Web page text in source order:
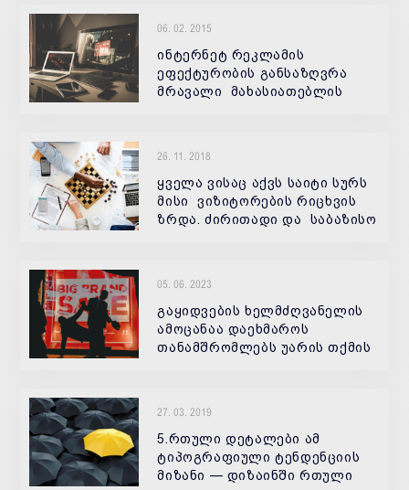
06. 02. 2015
ინტერნეტ რეკლამის
ეფექტურობის განსაზღვრა
მრავალი მახასიათებლის
გავითვალისწინოთ, არის
რეკლამის განლაგება, მისი
განთავ
26. 11. 2018
ყველა ვისაც აქვს საიტი სურს
მისი ვიზიტორების რიცხვის
ზრდა. ძირითადი და საბაზისო
გსურთ დღეში 200-დან 2000-
მდე ვი
05. 06. 2023
გაყიდვების ხელმძღვანელის
ამოცანაა დაეხმაროს
თანამშრომლებს უარის თქმის
27. 03. 2019
5.რთული დეტალები ამ
ტიპოგრაფიული ტენდენციის
მიზანი — დიზაინში რთული